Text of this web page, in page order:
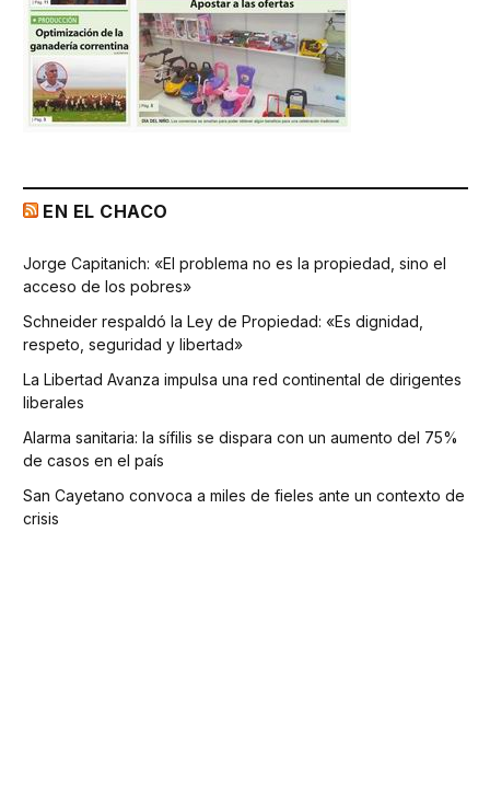
EN EL CHACO
Jorge Capitanich: «El problema no es la propiedad, sino el
acceso de los pobres»
Schneider respaldó la Ley de Propiedad: «Es dignidad,
respeto, seguridad y libertad»
La Libertad Avanza impulsa una red continental de dirigentes
liberales
Alarma sanitaria: la sífilis se dispara con un aumento del 75%
de casos en el país
San Cayetano convoca a miles de fieles ante un contexto de
crisis